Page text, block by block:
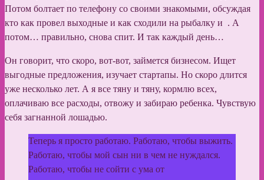
Потом болтает по телефону со своими знакомыми, обсуждая
кто как провел выходные и как сходили на рыбалку и . А
потом… правильно, снова спит. И так каждый день…
Он говорит, что скоро, вот-вот, займется бизнесом. Ищет
выгодные предложения, изучает стартапы. Но скоро длится
уже несколько лет. А я все тяну и тяну, кормлю всех,
оплачиваю все расходы, отвожу и забираю ребенка. Чувствую
себя загнанной лошадью.
Теперь я просто работаю. Работаю, чтобы выжить.
Работаю, чтобы мой сын ни в чем не нуждался.
Работаю, чтобы не сойти с ума от